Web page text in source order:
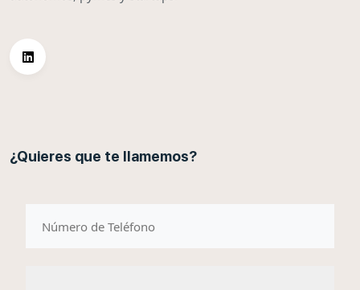
¿Quieres que te llamemos?